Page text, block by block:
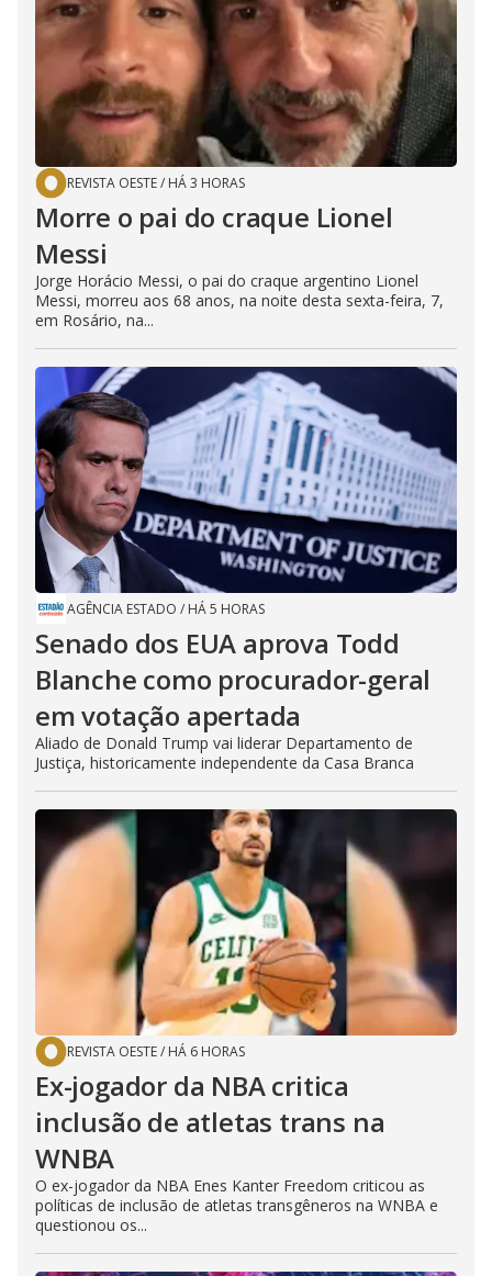
REVISTA OESTE/ HÁ 3 HORAS
Morre o pai do craque Lionel
Messi
Jorge Horácio Messi, o pai do craque argentino Lionel
Messi, morreu aos 68 anos, na noite desta sexta-feira, 7,
em Rosário, na...
AGÊNCIA ESTADO / HÁ 5 HORAS
Senado dos EUA aprova Todd
Blanche como procurador-geral
em votação apertada
Aliado de Donald Trump vai liderar Departamento de
Justiça, historicamente independente da Casa Branca
REVISTA OESTE/ HÁ 6 HORAS
Ex-jogador da NBA critica
inclusão de atletas trans na
WNBA
O ex-jogador da NBA Enes Kanter Freedom criticou as
políticas de inclusão de atletas transgêneros na WNBA e
questionou os...